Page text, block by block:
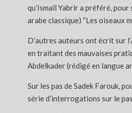
qu’Ismaïl Yabrir a préféré,
arabe classique) “Les oiseaux
D’autres auteurs ont écrit sur
en traitant des mauvaises
Abdelkader (rédigé en langue
Sur les pas de Sadek Farouk,
série d’interrogations sur le